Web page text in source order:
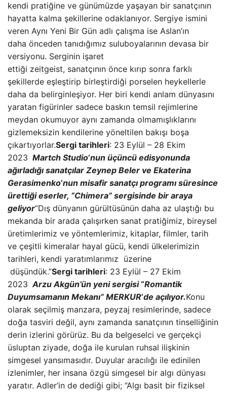
kendi pratiğine ve günümüzde yaşayan bir sanatçının
hayatta kalma şekillerine odaklanıyor. Sergiye ismini
veren Aynı Yeni Bir Gün adlı çalışma ise Aslan’ın
daha önceden tanıdığımız suluboyalarının devasa bir
versiyonu. Serginin işaret
ettiği zeitgeist, sanatçının önce kırıp sonra farklı
şekillerde eşleştirip birleştirdiği porselen heykellerle
daha da belirginleşiyor. Her biri kendi anlam dünyasını
yaratan figürinler sadece baskın temsil rejimlerine
meydan okumuyor aynı zamanda olmamışlıklarını
gizlemeksizin kendilerine yöneltilen bakışı boşa
çıkartıyorlar.Sergi tarihleri: 23 Eylül – 28 Ekim
2023 Martch Studio’nun üçüncü edisyonunda
ağırladığı sanatçılar Zeynep Beler ve Ekaterina
Gerasimenko’nun misafir sanatçı programı süresince
ürettiği eserler, “Chimera” sergisinde bir araya
geliyor“Dış dünyanın gürültüsünün daha az ulaştığı bu
mekanda bir arada çalışırken sanat pratiğimiz, bireysel
üretimlerimiz ve yöntemlerimiz, kitaplar, filmler, tarih
ve çeşitli kimeralar hayal gücü, kendi ülkelerimizin
tarihleri, kendi yaratımlarımız üzerine
düşündük.”Sergi tarihleri: 23 Eylül – 27 Ekim
2023 Arzu Akgün’ün yeni sergisi“Romantik
Duyumsamanın Mekanı” MERKUR’de açılıyor.Konu
olarak seçilmiş manzara, peyzaj resimlerinde, sadece
doğa tasviri değil, aynı zamanda sanatçının tinselliğinin
derin izlerini görürüz. Bu da belgeselci ve gerçekçi
üsluptan ziyade, doğa ile kurulan ruhsal ilişkinin
simgesel yansımasıdır. Duyular aracılığı ile edinilen
izlenimler, her insana özgü simgesel bir algı dünyası
yaratır. Adler’in de dediği gibi; ”Algı basit bir fiziksel